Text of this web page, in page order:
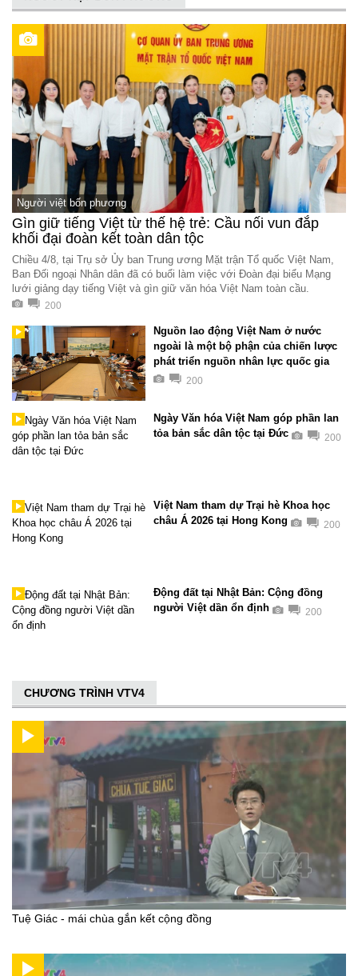
Người việt bốn phương
Gìn giữ tiếng Việt từ thế hệ trẻ: Cầu nối vun đắp
khối đại đoàn kết toàn dân tộc
Chiều 4/8, tại Trụ sở Ủy ban Trung ương Mặt trận Tổ quốc Việt Nam,
Ban Đối ngoại Nhân dân đã có buổi làm việc với Đoàn đại biểu Mạng
lưới giảng dạy tiếng Việt và gìn giữ văn hóa Việt Nam toàn cầu.
200
Nguồn lao động Việt Nam ở nước
ngoài là một bộ phận của chiến lược
phát triển nguồn nhân lực quốc gia
200
Ngày Văn hóa Việt Nam góp phần lan
tỏa bản sắc dân tộc tại Đức ​
200
Việt Nam tham dự Trại hè Khoa học
châu Á 2026 tại Hong Kong
200
Động đất tại Nhật Bản: Cộng đồng
người Việt dần ổn định
200
CHƯƠNG TRÌNH VTV4
Tuệ Giác - mái chùa gắn kết cộng đồng